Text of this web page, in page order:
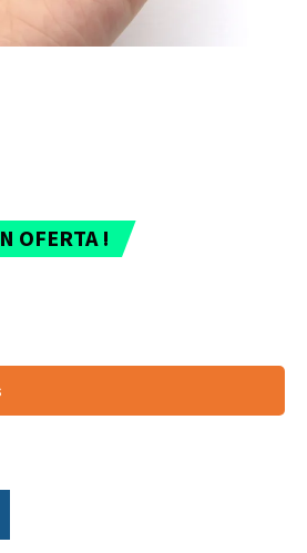
OFERTA !